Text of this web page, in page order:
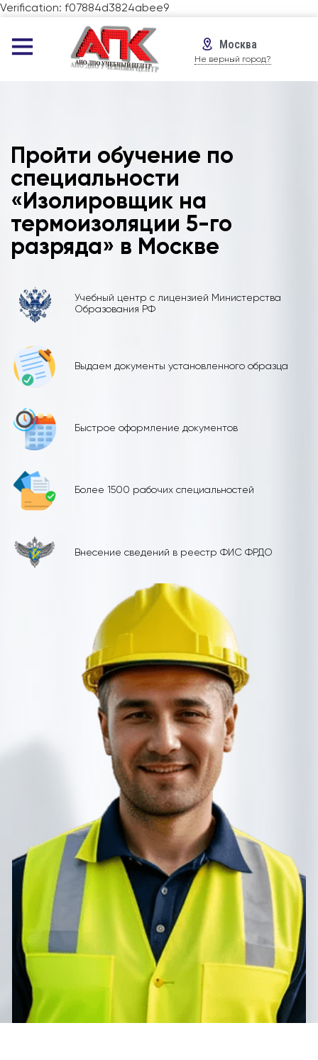
Verification: f07884d3824abee9
Москва
Не верный город?
Пройти обучение по
специальности
«Изолировщик на
термоизоляции 5-го
разряда» в Москве
Учебный центр с лицензией Министерства
Образования РФ
Выдаем документы установленного образца
Быстрое оформление документов
Более 1500 рабочих специальностей
Внесение сведений в реестр ФИС ФРДО